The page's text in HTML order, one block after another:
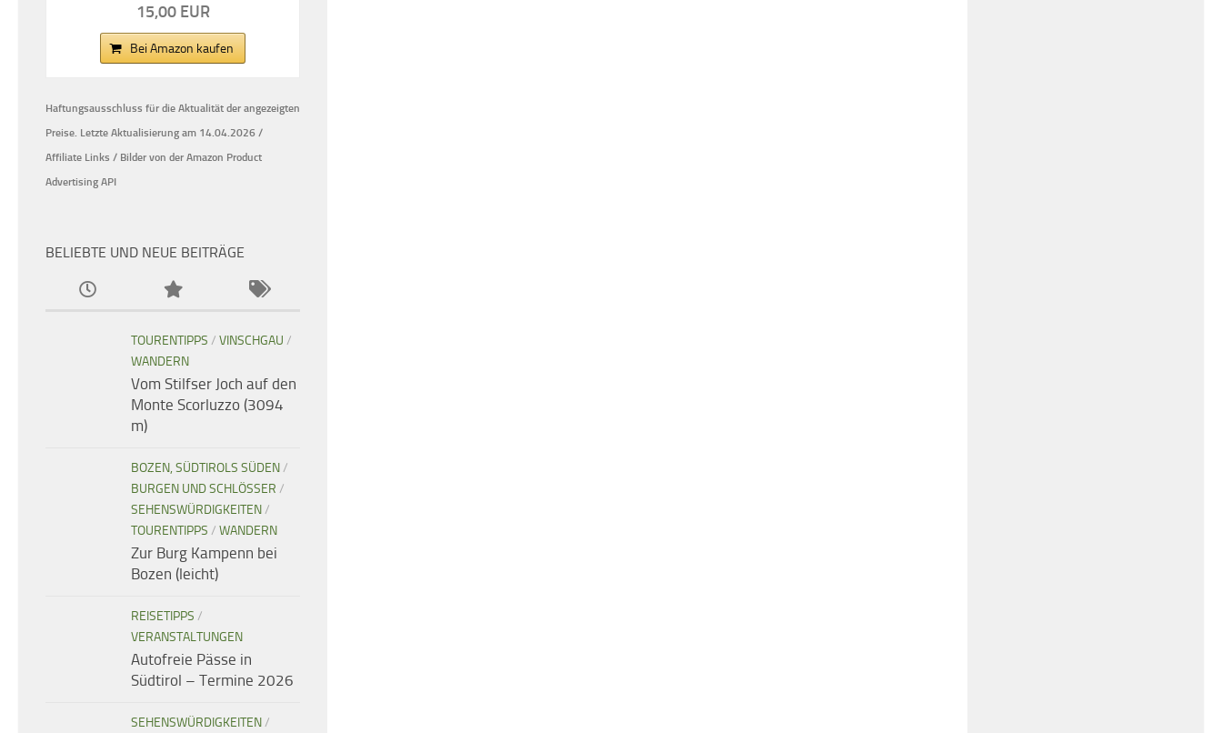
15,00 EUR
Bei Amazon kaufen
Haftungsausschluss für die Aktualität der angezeigten
Preise. Letzte Aktualisierung am 14.04.2026 /
Affiliate Links / Bilder von der Amazon Product
Advertising API
BELIEBTE UND NEUE BEITRÄGE
TOURENTIPPS / VINSCHGAU /
WANDERN
Vom Stilfser Joch auf den
Monte Scorluzzo (3094
m)
BOZEN, SÜDTIROLS SÜDEN/
BURGEN UND SCHLÖSSER /
SEHENSWÜRDIGKEITEN/
TOURENTIPPS / WANDERN
Zur Burg Kampenn bei
Bozen (leicht)
REISETIPPS /
VERANSTALTUNGEN
Autofreie Pässe in
Südtirol – Termine 2026
SEHENSWÜRDIGKEITEN/